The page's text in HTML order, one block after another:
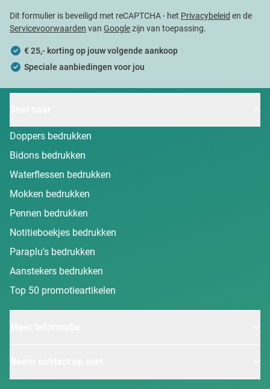
Dit formulier is beveiligd met reCAPTCHA - het Privacybeleid en de
Servicevoorwaarden van Googlezijn van toepassing.
€ 25,- korting op jouw volgende aankoop
Speciale aanbiedingen voor jou
Doppers bedrukken
Bidons bedrukken
Waterflessen bedrukken
Mokken bedrukken
Pennen bedrukken
Notitieboekjes bedrukken
Paraplu's bedrukken
Aanstekers bedrukken
Top 50 promotieartikelen